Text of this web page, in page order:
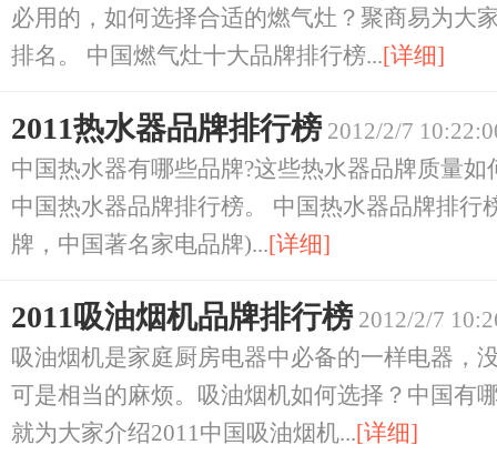
必用的，如何选择合适的燃气灶？聚商易为大
排名。 中国燃气灶十大品牌排行榜...[详细]
2011热水器品牌排行榜 2012/2/7
中国热水器有哪些品牌?这些热水器品牌质量
中国热水器品牌排行榜。 中国热水器品牌排行
牌，中国著名家电品牌)...[详细]
2011吸油烟机品牌排行榜 2012/2/7
吸油烟机是家庭厨房电器中必备的一样电器，
可是相当的麻烦。吸油烟机如何选择？中国有
就为大家介绍2011中国吸油烟机...[详细]